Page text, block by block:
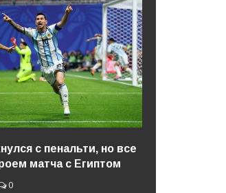
с пенальти, но все
матча с Египтом
0